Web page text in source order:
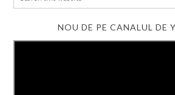
NOU DE PE CANALUL DE